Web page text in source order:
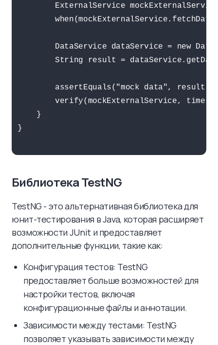
ExternalService
DataService dataService = new
String result =
        assertEquals("mock data", result);
verify(mockExternalService,
    }
}
Библиотека TestNG
TestNG - это альтернативная библиотека для
юнит-тестирования в Java, которая расширяет
возможности JUnit и предоставляет
дополнительные функции, такие как:
Конфигурация тестов: TestNG
предоставляет больше возможностей для
настройки тестов, включая
конфигурационные файлы и аннотации.
Зависимости между тестами: TestNG
позволяет указывать зависимости между